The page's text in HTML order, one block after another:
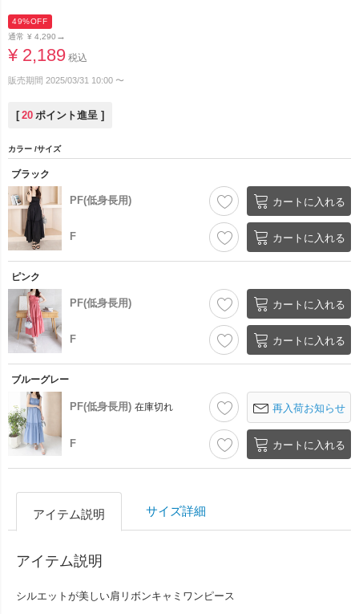
49%OFF
通常 ¥ 4,290 →
¥ 2,189 税込
販売期間 2025/03/31 10:00 〜
[ 20 ポイント進呈 ]
カラー サイズ
ブラック
PF(低身長用) カートに入れる
F カートに入れる
ピンク
PF(低身長用) カートに入れる
F カートに入れる
ブルーグレー
PF(低身長用) 在庫切れ 再入荷お知らせ
F カートに入れる
アイテム説明 サイズ詳細
アイテム説明
シルエットが美しい肩リボンキャミワンピース